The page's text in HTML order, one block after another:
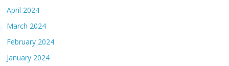
April 2024
March 2024
February 2024
January 2024